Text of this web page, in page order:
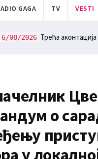
GAGA TV VESTI
6/08/2026 Трећа
08/2026Четврти третман
о
у